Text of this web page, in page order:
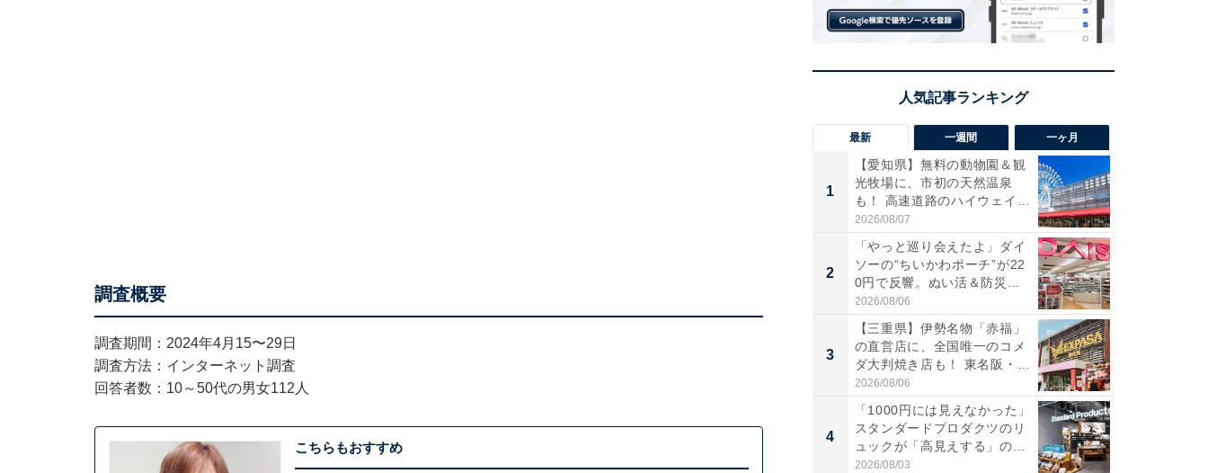
調査概要
調査期間：2024年4月15〜29日
調査方法：インターネット調査
回答者数：10～50代の男女112人
こちらもおすすめ
最新 一週間 一ヶ月
1
【愛知県】無料の動物園＆観
光牧場に、市初の天然温泉
も！ 高速道路のハイウェイオ
ア...
2026/08/07
2
「やっと巡り会えたよ」ダイ
ソーの“ちいかわポーチ”が22
0円で反響。ぬい活＆防災...
2026/08/06
3
【三重県】伊勢名物「赤福」
の直営店に、全国唯一のコメ
ダ大判焼き店も！ 東名阪・
伊...
2026/08/06
4
「1000円には見えなかった」
スタンダードプロダクツのリ
ュックが「高見えする」の...
2026/08/03